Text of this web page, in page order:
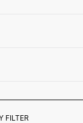
FILTER